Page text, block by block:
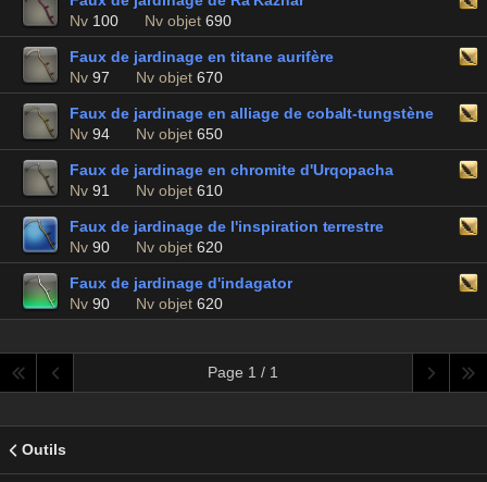
Nv 100 Nv objet 690
Faux de jardinage en titane aurifère
Nv 97 Nv objet 670
Faux de jardinage en alliage de cobalt-tungstène
Nv 94 Nv objet 650
Faux de jardinage en chromite d'Urqopacha
Nv 91 Nv objet 610
Faux de jardinage de l'inspiration terrestre
Nv 90 Nv objet 620
Faux de jardinage d'indagator
Nv 90 Nv objet 620
Page 1 / 1
Outils